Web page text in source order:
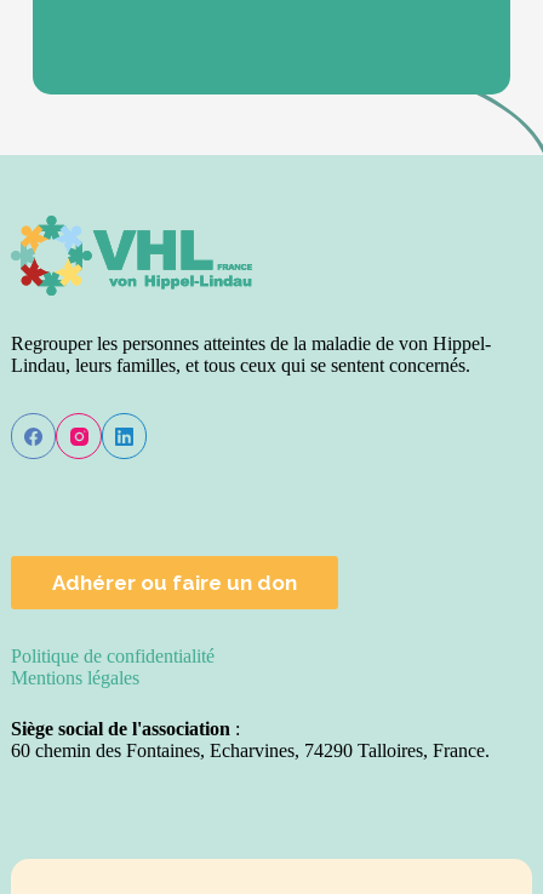
Regrouper les personnes atteintes de la maladie de von Hippel-
Lindau, leurs familles, et tous ceux qui se sentent concernés.
Adhérer ou faire un don
Politique de confidentialité
Mentions légales
Siège social de l'association :
60 chemin des Fontaines, Echarvines, 74290 Talloires, France.